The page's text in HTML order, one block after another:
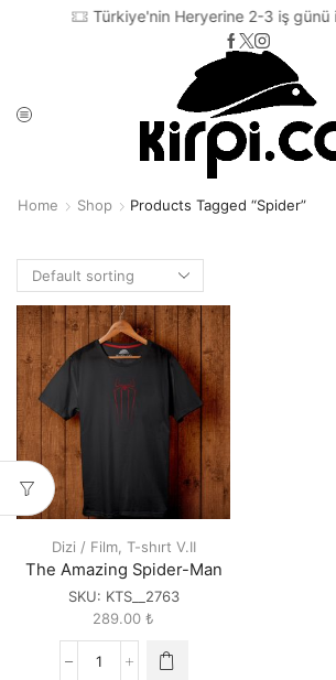
Türkiye'nin Heryerine 2-3 iş günü
Home Shop Products Tagged “spider”
Dizi / Film, T-shırt V.II
The Amazing Spider-Man
SKU: KTS__2763
289.00 ₺
The